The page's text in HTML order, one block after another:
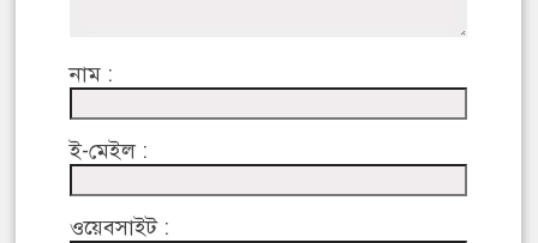
নাম :
ই-মেইল :
ওয়েবসাইট :